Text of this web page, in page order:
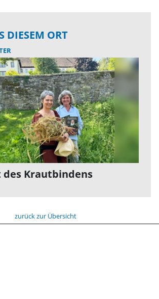
DIESEM ORT
des Krautbindens
zurück zur Übersicht